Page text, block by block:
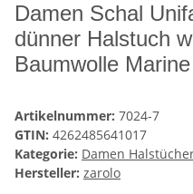
Damen Schal
dünner Halstuch
Baumwolle
Artikelnummer: 7024-7
GTIN: 4262485641017
Kategorie: Damen
Hersteller: zarolo